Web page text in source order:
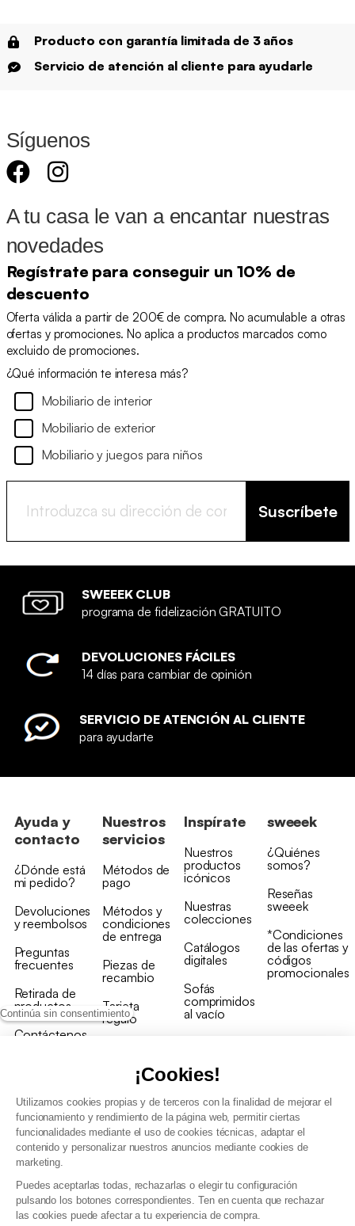
Continúa sin consentimiento
¡Cookies!
Utilizamos cookies propias y de terceros con la finalidad de mejorar el
funcionamiento y rendimiento de la página web, permitir ciertas
funcionalidades mediante el uso de cookies técnicas, adaptar el
contenido y personalizar nuestros anuncios mediante cookies de
marketing.
Puedes aceptarlas todas, rechazarlas o elegir tu configuración
pulsando los botones correspondientes. Ten en cuenta que rechazar
las cookies puede afectar a tu experiencia de compra.
Producto con garantía limitada de 3 años
Servicio de atención al cliente para ayudarle
Síguenos
A tu casa le van a encantar nuestras
novedades
Regístrate para conseguir un 10% de
descuento
Oferta válida a partir de 200€ de compra. No acumulable a otras
ofertas y promociones. No aplica a productos marcados como
excluido de promociones.
¿Qué información te interesa más?
Mobiliario de interior
Mobiliario de exterior
Mobiliario y juegos para niños
Suscríbete
SWEEEK CLUB
programa de fidelización GRATUITO
DEVOLUCIONES FÁCILES
14 días para cambiar de opinión
SERVICIO DE ATENCIÓN AL CLIENTE
para ayudarte
Ayuda y
contacto
¿Dónde está
mi pedido?
Devoluciones
y reembolsos
Preguntas
frecuentes
Retirada de
productos
Contáctenos
Nuestros
servicios
Métodos de
pago
Métodos y
condiciones
de entrega
Piezas de
recambio
Tarjeta
regalo
Inspírate
Nuestros
productos
icónicos
Nuestras
colecciones
Catálogos
digitales
Sofás
comprimidos
al vacío
sweeek
¿Quiénes
somos?
Reseñas
sweeek
*Condiciones
de las ofertas y
códigos
promocionales
Política de gestión de datos personales y cookies
Condiciones generales de Venta Profesional
Declaración de accesibilidad